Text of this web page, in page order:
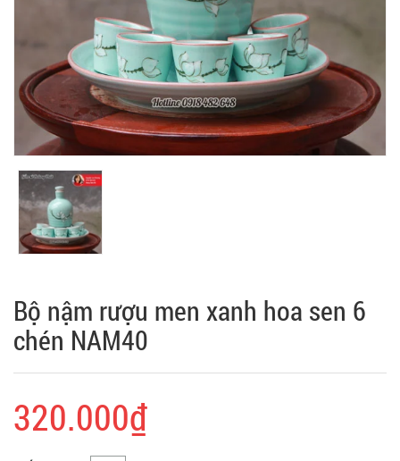
Bộ nậm rượu men xanh hoa sen 6
chén NAM40
320.000₫